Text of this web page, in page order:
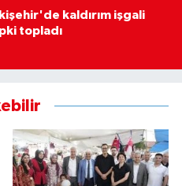
kaldırım işgali
topladı